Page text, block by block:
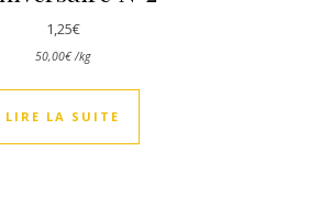
1,25€
50,00€ /kg
LIRE LA SUITE